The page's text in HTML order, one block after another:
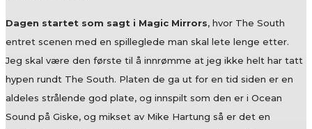
Dagen startet som sagt i Magic Mirrors, hvor The South
entret scenen med en spilleglede man skal lete lenge etter.
Jeg skal være den første til å innrømme at jeg ikke helt har tatt
hypen rundt The South. Platen de ga ut for en tid siden er en
aldeles strålende god plate, og innspilt som den er i Ocean
Sound på Giske, og mikset av Mike Hartung så er det en